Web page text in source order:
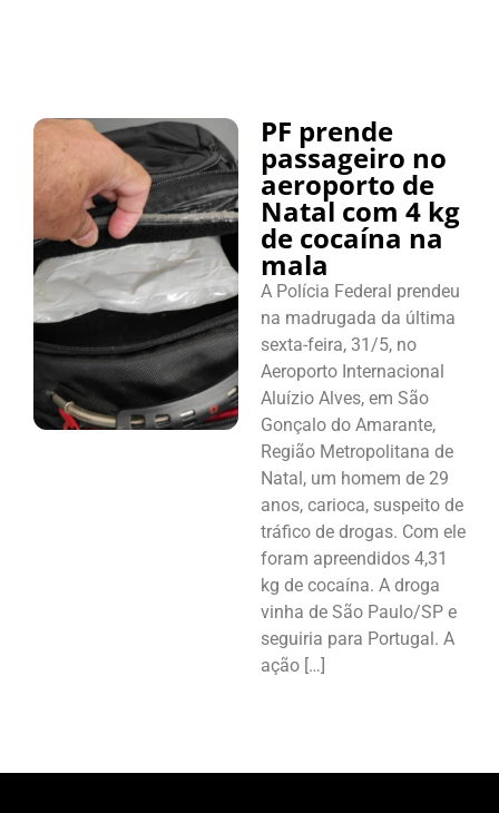
PF prende
passageiro no
aeroporto de
Natal com 4 kg
de cocaína na
mala
A Polícia Federal prendeu
na madrugada da última
sexta-feira, 31/5, no
Aeroporto Internacional
Aluízio Alves, em São
Gonçalo do Amarante,
Região Metropolitana de
Natal, um homem de 29
anos, carioca, suspeito de
tráfico de drogas. Com ele
foram apreendidos 4,31
kg de cocaína. A droga
vinha de São Paulo/SP e
seguiria para Portugal. A
ação […]